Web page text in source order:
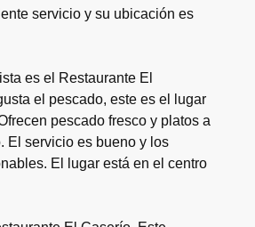
servicio y su ubicación es
es el Restaurante El
el pescado, este es el lugar
pescado fresco y platos a
El servicio es bueno y los
El lugar está en el centro